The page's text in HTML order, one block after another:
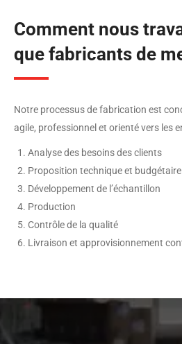
Comment nous
que fabricants de
Notre processus de fabrication est
agile, professionnel et orienté vers les
Analyse des besoins des clients
Proposition technique et budgétaire
Développement de l’échantillon
Production
Contrôle de la qualité
Livraison et approvisionnement